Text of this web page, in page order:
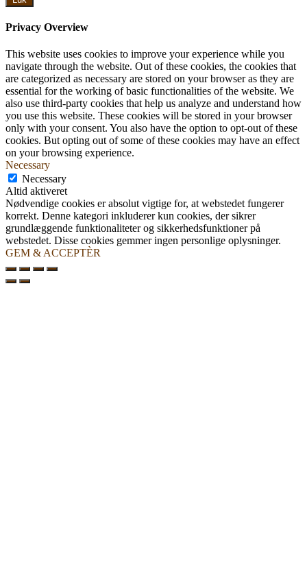
Privacy Overview
This website uses cookies to improve your experience while you
navigate through the website. Out of these cookies, the cookies that
are categorized as necessary are stored on your browser as they are
essential for the working of basic functionalities of the website. We
also use third-party cookies that help us analyze and understand how
you use this website. These cookies will be stored in your browser
only with your consent. You also have the option to opt-out of these
cookies. But opting out of some of these cookies may have an effect
on your browsing experience.
Necessary
Necessary
Altid aktiveret
Nødvendige cookies er absolut vigtige for, at webstedet fungerer
korrekt. Denne kategori inkluderer kun cookies, der sikrer
grundlæggende funktionaliteter og sikkerhedsfunktioner på
webstedet. Disse cookies gemmer ingen personlige oplysninger.
GEM & ACCEPTÈR